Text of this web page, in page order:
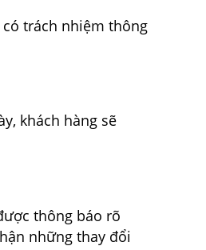
trách nhiệm thông
khách hàng sẽ
thông báo rõ
những thay đổi